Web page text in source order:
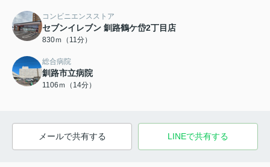
コンビニエンスストア
セブンイレブン 釧路鶴ケ岱2丁目店
830ｍ（11分）
総合病院
釧路市立病院
1106ｍ（14分）
メールで共有する LINEで共有する